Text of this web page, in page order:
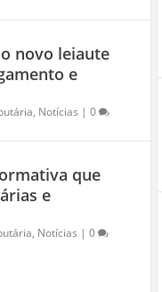
novo leiaute
e
, Notícias |0
que
e
, Notícias |0